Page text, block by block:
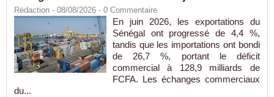
Rédaction - 08/08/2026 - 0 Commentaire
En juin 2026, les exportations du
Sénégal ont progressé de 4,4 %,
tandis que les importations ont bondi
de 26,7 %, portant le déficit
commercial à 128,9 milliards de
FCFA. Les échanges commerciaux
du...